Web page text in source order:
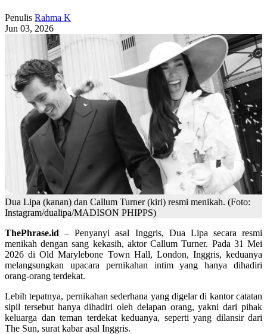
Penulis Rahma K
Jun 03, 2026
Dua Lipa (kanan) dan Callum Turner (kiri) resmi menikah. (Foto:
Instagram/dualipa/MADISON PHIPPS)
ThePhrase.id – Penyanyi asal Inggris, Dua Lipa secara resmi
menikah dengan sang kekasih, aktor Callum Turner. Pada 31 Mei
2026 di Old Marylebone Town Hall, London, Inggris, keduanya
melangsungkan upacara pernikahan intim yang hanya dihadiri
orang-orang terdekat.
Lebih tepatnya, pernikahan sederhana yang digelar di kantor catatan
sipil tersebut hanya dihadiri oleh delapan orang, yakni dari pihak
keluarga dan teman terdekat keduanya, seperti yang dilansir dari
The Sun, surat kabar asal Inggris.